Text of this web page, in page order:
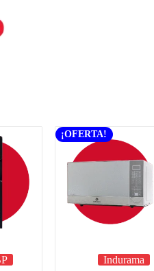
¡OFERTA!
Indurama